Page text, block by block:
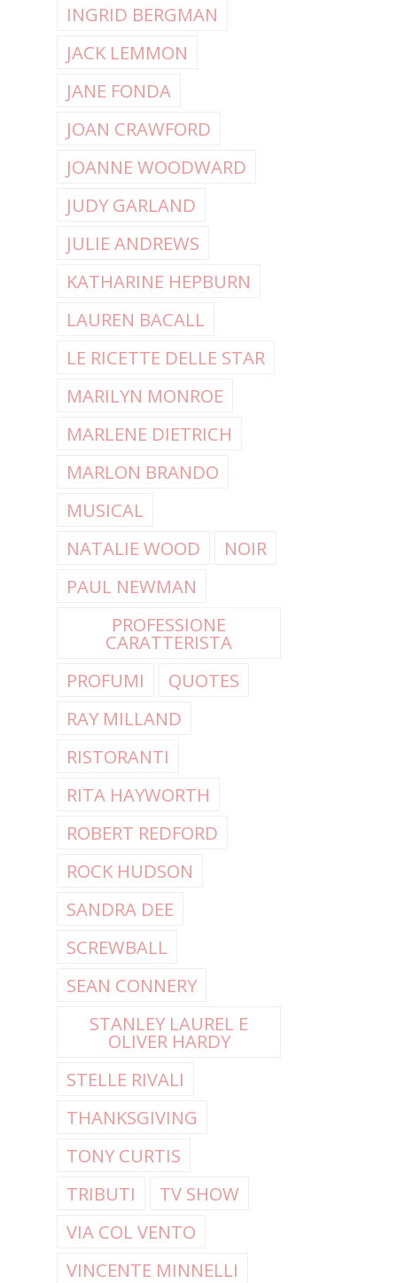
INGRID BERGMAN
JACK LEMMON
JANE FONDA
JOAN CRAWFORD
JOANNE WOODWARD
JUDY GARLAND
JULIE ANDREWS
KATHARINE HEPBURN
LAUREN BACALL
LE RICETTE DELLE STAR
MARILYN MONROE
MARLENE DIETRICH
MARLON BRANDO
MUSICAL
NATALIE WOOD
NOIR
PAUL NEWMAN
PROFESSIONE
CARATTERISTA
PROFUMI
QUOTES
RAY MILLAND
RISTORANTI
RITA HAYWORTH
ROBERT REDFORD
ROCK HUDSON
SANDRA DEE
SCREWBALL
SEAN CONNERY
STANLEY LAUREL E
OLIVER HARDY
STELLE RIVALI
THANKSGIVING
TONY CURTIS
TRIBUTI
TV SHOW
VIA COL VENTO
VINCENTE MINNELLI